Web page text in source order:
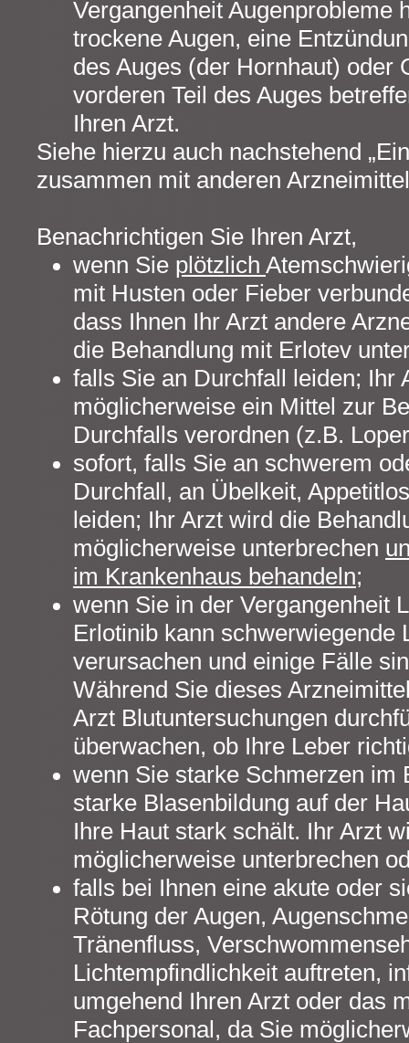
Vergangenheit Augenprobleme
trockene Augen, eine
des Auges (der Hornhaut) oder
vorderen Teil des Auges
Ihren Arzt.
Siehe hierzu auch nachstehend
zusammen mit anderen
Benachrichtigen Sie Ihren Arzt,
wenn Sie plötzlich
mit Husten oder Fieber
dass Ihnen Ihr Arzt andere
die Behandlung mit Erlotev
falls Sie an Durchfall leiden; Ihr
möglicherweise ein Mittel zur
Durchfalls verordnen (z.B.
sofort, falls Sie an schwerem
Durchfall, an Übelkeit,
leiden; Ihr Arzt wird die
möglicherweise unterbrechen
im Krankenhaus behandeln;
wenn Sie in der Vergangenheit
Erlotinib kann schwerwiegende
verursachen und einige Fälle
Während Sie dieses
Arzt Blutuntersuchungen
überwachen, ob Ihre Leber
wenn Sie starke Schmerzen im
starke Blasenbildung auf der
Ihre Haut stark schält. Ihr Arzt
möglicherweise unterbrechen
falls bei Ihnen eine akute oder
Rötung der Augen,
Tränenfluss,
Lichtempfindlichkeit auftreten,
umgehend Ihren Arzt oder das
Fachpersonal, da Sie